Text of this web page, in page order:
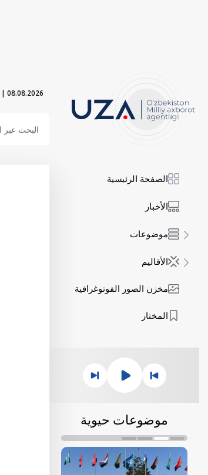
08.08.2026
|
الصفحة الرئيسية
الأخبار
موضوعات
الأقاليم
مخزن الصور الفوتوغرافية
المختار
موضوعات حيوية